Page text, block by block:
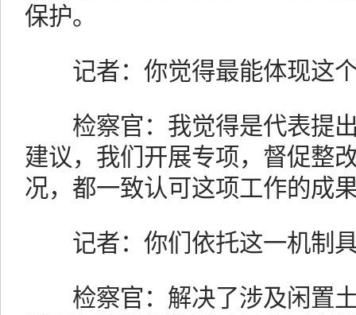
保护。
记者：你觉得最能体现这个
检察官：我觉得是代表提出
建议，我们开展专项，督促整
况，都一致认可这项工作的成
记者：你们依托这一机制具
检察官：解决了涉及闲置土